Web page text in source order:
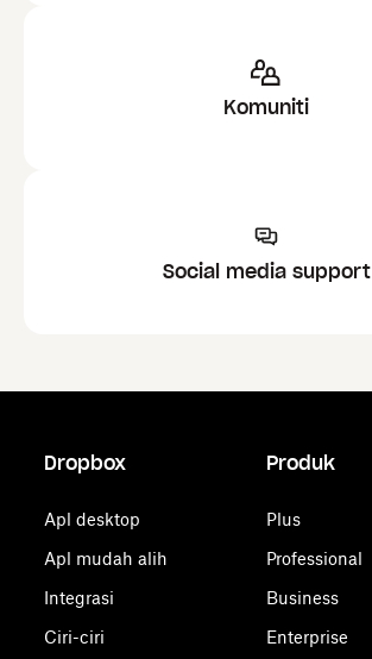
Komuniti
Social media support
Dropbox
Apl desktop
Apl mudah alih
Integrasi
Ciri-ciri
Produk
Plus
Professional
Business
Enterprise